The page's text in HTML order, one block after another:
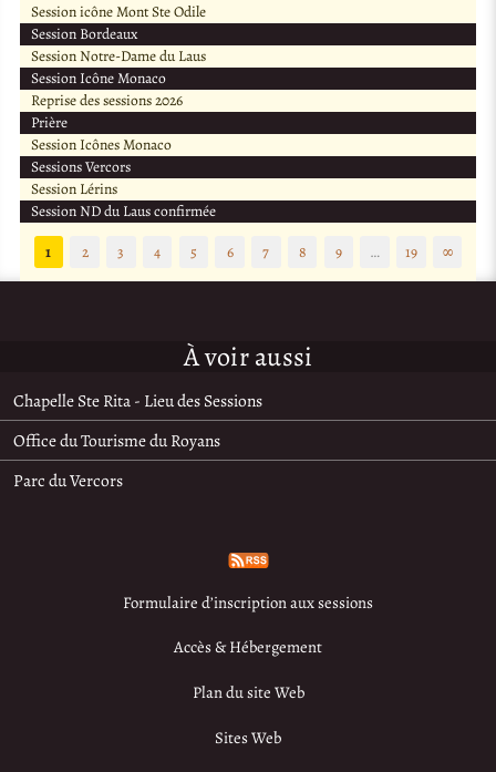
Session icône Mont Ste Odile
Session Bordeaux
Session Notre-Dame du Laus
Session Icône Monaco
Reprise des sessions 2026
Prière
Session Icônes Monaco
Sessions Vercors
Session Lérins
Session ND du Laus confirmée
1
2 3 4 5 6 7 8 9 … 19 ∞
À voir aussi
Chapelle Ste Rita - Lieu des Sessions
Office du Tourisme du Royans
Parc du Vercors
Formulaire d’inscription aux sessions
Accès & Hébergement
Plan du site Web
Sites Web